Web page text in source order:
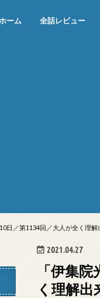
ーム 全話レビュー
日／第1134回／大人が全く理
2021.04.27
「伊集
く理解